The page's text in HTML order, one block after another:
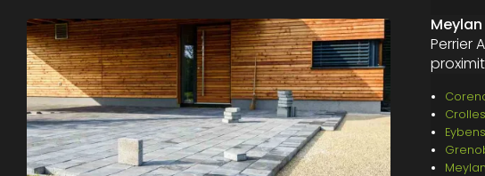
Meylan
Perrier
Crolles
Eybens
Meylan